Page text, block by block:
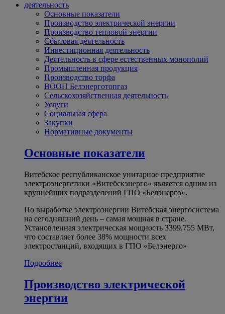
деятельность
Основные показатели
Производство электрической энергии
Производство тепловой энергии
Сбытовая деятельность
Инвестиционная деятельность
Деятельность в сфере естественных монополий
Промышленная продукция
Производство торфа
ВООП Белэнерготопгаз
Сельскохозяйственная деятельность
Услуги
Социальная сфера
Закупки
Нормативные документы
Основные показатели
Витебское республиканское унитарное предприятие
электроэнергетики «Витебскэнерго» является одним из
крупнейших подразделений ГПО «Белэнерго».
По выработке электроэнергии Витебская энергосистема
на сегодняшний день – самая мощная в стране.
Установленная электрическая мощность 3399,755 МВт,
что составляет более 38% мощности всех
электростанций, входящих в ГПО «Белэнерго»
Подробнее
Производство электрической
энергии